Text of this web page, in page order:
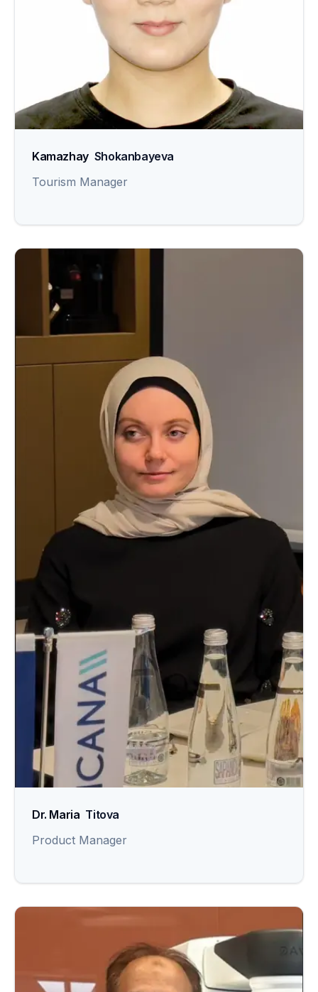
Kamazhay Shokanbayeva
Tourism Manager
Dr. Maria Titova
Product Manager